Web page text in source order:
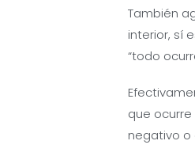
También
interior, sí
“todo
que
negativo o